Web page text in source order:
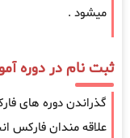
میشود .
ثبت نام در دوره
گذراندن دوره های
علاقه مندان فارکس